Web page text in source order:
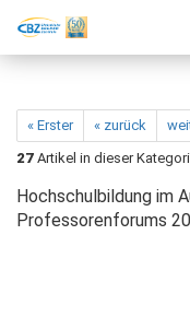
« Erster « zurück
27 Artikel in dieser
Hochschulbildung im
Professorenforums